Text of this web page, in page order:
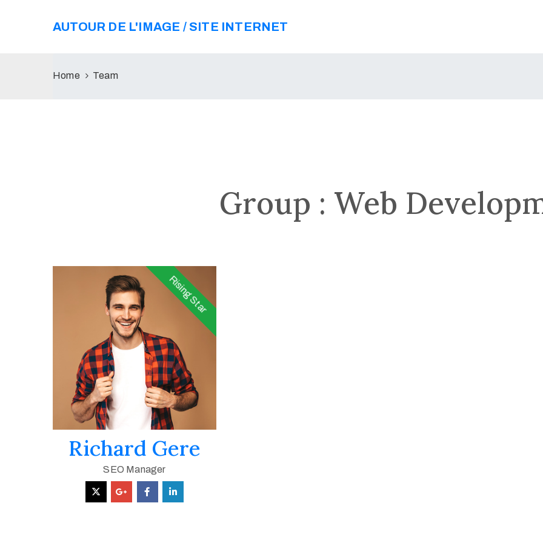
AUTOUR DE L'IMAGE / SITE INTERNET
Home Team
Group : Web
Rising Star
Richard Gere
SEO Manager